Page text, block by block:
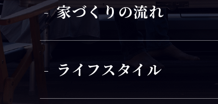
家づくりの流れ
ライフスタイル